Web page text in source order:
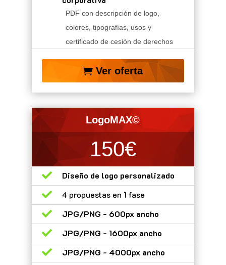
PDF con descripción de logo,
colores, tipografías, usos y
certificado de cesión de derechos
Ver oferta
LogoMAX©
150€

Diseño de logo personalizado

4 propuestas en 1 fase

JPG/PNG - 600px ancho

JPG/PNG - 1600px ancho

JPG/PNG - 4000px ancho